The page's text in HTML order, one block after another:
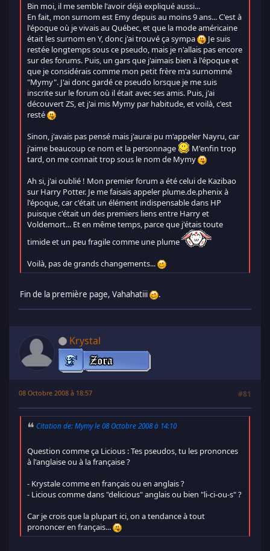
Bin moi, il me semble l'avoir déjà expliqué aussi...
En fait, mon surnom est Emy depuis au moins 9 ans... C'est à
l'époque où je vivais au Québec, et que la mode américaine
était les surnom en Y, donc j'ai trouvé ça sympa
Je suis
restée longtemps sous ce pseudo, mais je n'allais pas encore
sur des forums. Puis, un gars que j'aimais bien à l'époque et
que je considérais comme mon petit frère m'a surnommé
"Mymy". J'ai donc gardé ce pseudo lorsque je me suis
inscrite sur le forum où il était avec ses amis. Puis, j'ai
découvert ZS, et j'ai mis Mymy par habitude, et voilà, c'est
resté
Sinon, j'avais pas pensé mais j'aurai pu m'appeler Nayru, car
j'aime beaucoup ce nom et la personnage
M'enfin trop
tard, on me connait trop sous le nom de Mymy
Ah si, j'ai oublié ! Mon premier forum a été celui de Kazibao
sur Harry Potter. Je me faisais appeler plume.de.phenix à
l'époque, car c'était un élément indispensable dans HP
puisque c'était un des premiers liens entre Harry et
Voldemort... Et en même temps, parce que j'étais toute
timide et un peu fragile comme une plume
Voilà, pas de grands changements...
Fin de la première page, Vahahatiii .
Krystal
08 Octobre 2008 à 18:57 #81
Citation de: Mymy le 08 Octobre 2008 à 14:10
Question comme ça Licious : Tes pseudos, tu les prononces
à l'anglaise ou à la française ?
- Krystale comme en français ou en anglais ?
- Licious comme dans "delicious" anglais ou bien "li-ci-ou-s" ?
Car je crois que la plupart ici, on a tendance à tout
prononcer en français...